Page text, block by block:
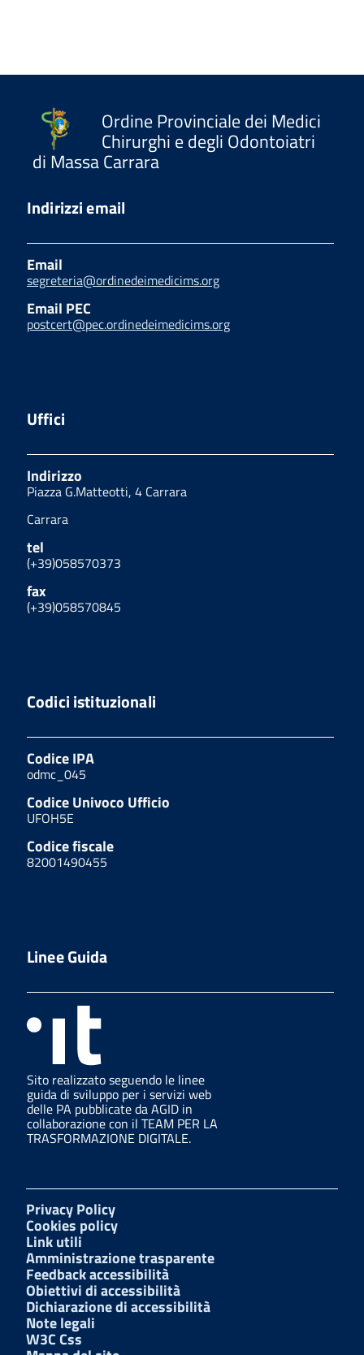
Ordine Provinciale dei Medici
Chirurghi e degli Odontoiatri
di Massa Carrara
Indirizzi email
Email
segreteria@ordinedeimedicims.org
Email PEC
postcert@pec.ordinedeimedicims.org
Uffici
Indirizzo
Piazza G.Matteotti, 4 Carrara
Carrara
tel
(+39)058570373
fax
(+39)058570845
Codici istituzionali
Codice IPA
odmc_045
Codice Univoco Ufficio
UFOH5E
Codice fiscale
82001490455
Linee Guida
Sito realizzato seguendo le linee
guida di sviluppo per i servizi web
delle PA pubblicate da AGID in
collaborazione con il TEAM PER LA
TRASFORMAZIONE DIGITALE.
Privacy Policy
Cookies policy
Link utili
Amministrazione trasparente
Feedback accessibilità
Obiettivi di accessibilità
Dichiarazione di accessibilità
Note legali
W3C Css